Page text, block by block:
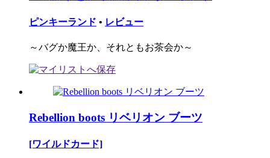
ピンキーランド • レビュー
～バグか魔王か、それともお茶会か～
Rebellion boots リベリオン ブーツ
[ワイルドカード]